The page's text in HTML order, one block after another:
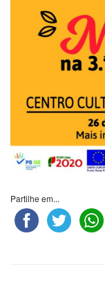
Partilhe em...